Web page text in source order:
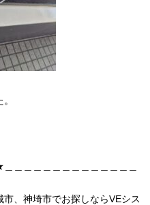
＿＿＿＿＿＿＿＿＿＿＿＿＿
、神埼市でお探しならVEシス